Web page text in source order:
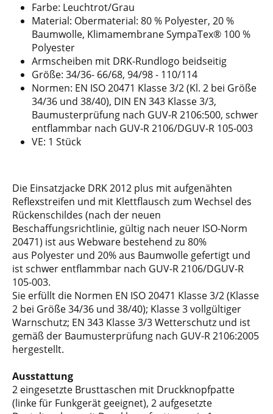
Farbe: Leuchtrot/Grau
Material: Obermaterial: 80 % Polyester, 20 %
Baumwolle, Klimamembrane SympaTex® 100 %
Polyester
Armscheiben mit DRK-Rundlogo beidseitig
Größe: 34/36- 66/68, 94/98 - 110/114
Normen: EN ISO 20471 Klasse 3/2 (Kl. 2 bei Größe
34/36 und 38/40), DIN EN 343 Klasse 3/3,
Baumusterprüfung nach GUV-R 2106:500, schwer
entflammbar nach GUV-R 2106/DGUV-R 105-003
VE: 1 Stück
Die Einsatzjacke DRK 2012 plus mit aufgenähten
Reflexstreifen und mit Klettflausch zum Wechsel des
Rückenschildes (nach der neuen
Beschaffungsrichtlinie, gültig nach neuer ISO-Norm
20471) ist aus Webware bestehend zu 80%
aus Polyester und 20% aus Baumwolle gefertigt und
ist schwer entflammbar nach GUV-R 2106/DGUV-R
105-003.
Sie erfüllt die Normen EN ISO 20471 Klasse 3/2 (Klasse
2 bei Größe 34/36 und 38/40); Klasse 3 vollgültiger
Warnschutz; EN 343 Klasse 3/3 Wetterschutz und ist
gemäß der Baumusterprüfung nach GUV-R 2106:2005
hergestellt.
Ausstattung
2 eingesetzte Brusttaschen mit Druckknopfpatte
(linke für Funkgerät geeignet), 2 aufgesetzte